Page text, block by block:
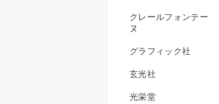
クレールフォンテー
ヌ
グラフィック社
玄光社
光栄堂